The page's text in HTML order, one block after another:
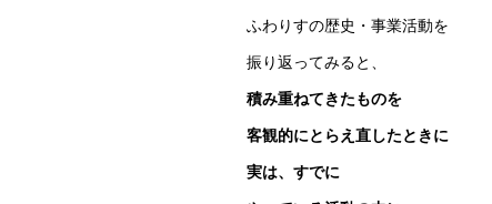
ふわりすの歴史・事業活動を
振り返ってみると、
積み重ねてきたものを
客観的にとらえ直したときに
実は、すでに